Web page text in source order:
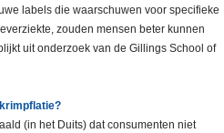
labels die waarschuwen voor specifieke
zouden mensen beter kunnen
uit onderzoek van de Gillings School of
(in het Duits) dat consumenten niet